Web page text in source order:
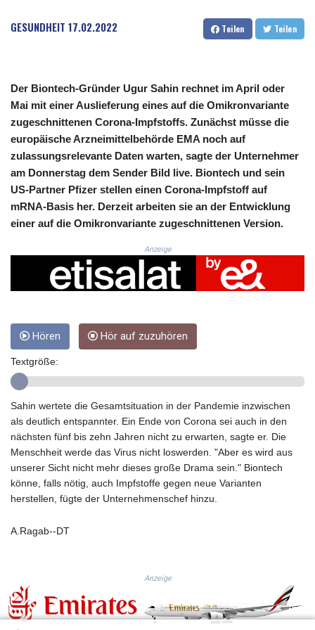
CUC 1.156136
CUP 30.637594
DKK 7.477932
DOP 67.289164
DZD 152.967099
EGP 57.380687
ERN 17.342035
ETB 186.049588
FJD 2.553384
FKP 0.8566
GBP 0.858527
GGP 0.8566
GHS 13.526832
GIP 0.8566
GTQ 8.794891
GYD 241.157003
HNL 30.895616
HRK 7.536622
HTG 150.718127
HUF 363.096405
IDR 20580.370421
ILS 3.468234
IMP 0.8566
INR 110.076256
IQD 1509.981237
JMD 183.057725
JPY 182.445186
KES 149.158147
GESUNDHEIT 17.02.2022 Teilen Teilen
Der Biontech-Gründer Ugur Sahin rechnet im April oder
Mai mit einer Auslieferung eines auf die Omikronvariante
zugeschnittenen Corona-Impfstoffs. Zunächst müsse die
europäische Arzneimittelbehörde EMA noch auf
zulassungsrelevante Daten warten, sagte der Unternehmer
am Donnerstag dem Sender Bild live. Biontech und sein
US-Partner Pfizer stellen einen Corona-Impfstoff auf
mRNA-Basis her. Derzeit arbeiten sie an der Entwicklung
einer auf die Omikronvariante zugeschnittenen Version.
Anzeige
Hören Hör auf zuzuhören
Textgröße:
Sahin wertete die Gesamtsituation in der Pandemie inzwischen
als deutlich entspannter. Ein Ende von Corona sei auch in den
nächsten fünf bis zehn Jahren nicht zu erwarten, sagte er. Die
Menschheit werde das Virus nicht loswerden. "Aber es wird aus
unserer Sicht nicht mehr dieses große Drama sein." Biontech
könne, falls nötig, auch Impfstoffe gegen neue Varianten
herstellen, fügte der Unternehmenschef hinzu.
A.Ragab--DT
Anzeige